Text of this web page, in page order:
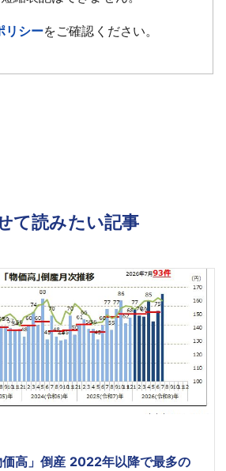
リシーをご確認ください。
て読みたい記事
高」倒産 2022年以降で最多の